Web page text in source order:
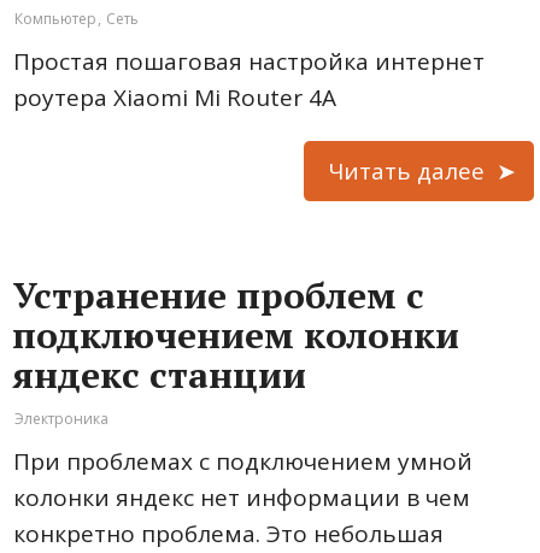
Компьютер, Сеть
Простая пошаговая настройка интернет
роутера Xiaomi Mi Router 4A
Читать далее
Устранение проблем с
подключением колонки
яндекс станции
Электроника
При проблемах с подключением умной
колонки яндекс нет информации в чем
конкретно проблема. Это небольшая